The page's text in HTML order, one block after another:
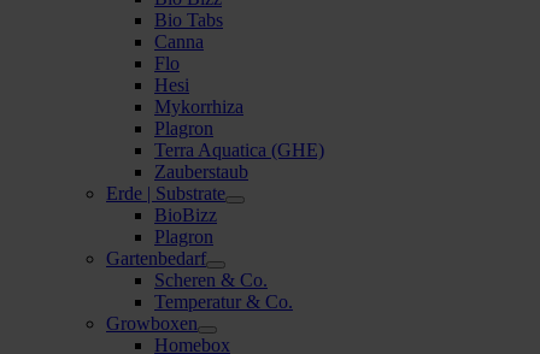
Bio Tabs
Canna
Flo
Hesi
Mykorrhiza
Plagron
Terra Aquatica (GHE)
Zauberstaub
Erde | Substrate
BioBizz
Plagron
Gartenbedarf
Scheren & Co.
Temperatur & Co.
Growboxen
Homebox